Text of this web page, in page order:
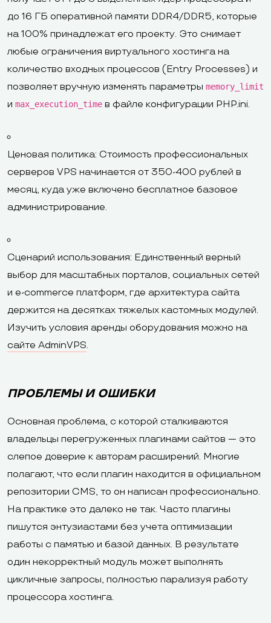
до 16 ГБ оперативной памяти DDR4/DDR5, которые
на 100% принадлежат его проекту. Это снимает
любые ограничения виртуального хостинга на
количество входных процессов (Entry Processes) и
позволяет вручную изменять параметры memory_limit
и max_execution_time в файле конфигурации PHP.ini.
Ценовая политика: Стоимость профессиональных
серверов VPS начинается от 350-400 рублей в
месяц, куда уже включено бесплатное базовое
администрирование.
Сценарий использования: Единственный верный
выбор для масштабных порталов, социальных сетей
и e-commerce платформ, где архитектура сайта
держится на десятках тяжелых кастомных модулей.
Изучить условия аренды оборудования можно на
сайте AdminVPS.
ПРОБЛЕМЫ И ОШИБКИ
Основная проблема, с которой сталкиваются
владельцы перегруженных плагинами сайтов — это
слепое доверие к авторам расширений. Многие
полагают, что если плагин находится в официальном
репозитории CMS, то он написан профессионально.
На практике это далеко не так. Часто плагины
пишутся энтузиастами без учета оптимизации
работы с памятью и базой данных. В результате
один некорректный модуль может выполнять
цикличные запросы, полностью парализуя работу
процессора хостинга.